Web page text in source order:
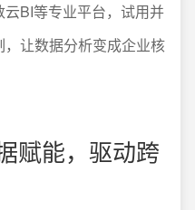
BI等专业平台，试用并
让数据分析变成企业核
赋能，驱动跨